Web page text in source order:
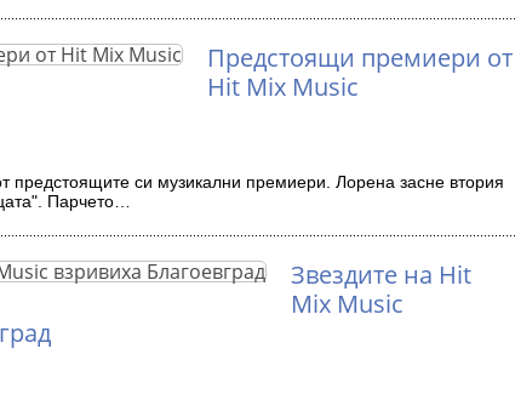
Предстоящи премиери от
Hit Mix Music
предстоящите си музикални премиери. Лорена засне втория
Парчето…
Звездите на Hit
Mix Music